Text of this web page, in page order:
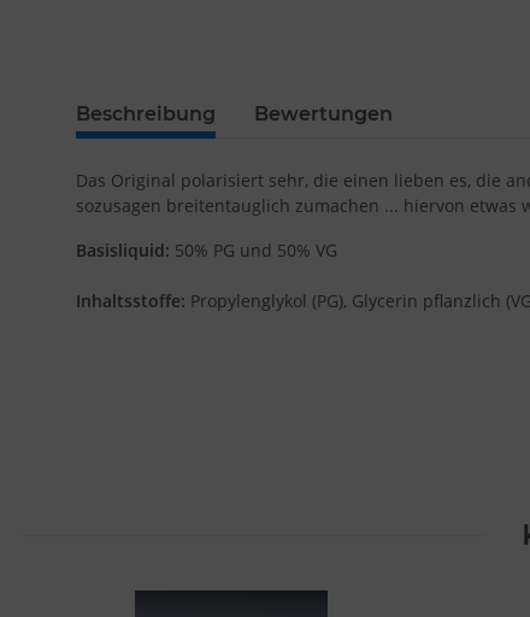
Beschreibung Bewertungen
Das Original polarisiert sehr, die einen lieben es, die
sozusagen breitentauglich zumachen ... hiervon etwas
Basisliquid: 50% PG und 50% VG
Inhaltsstoffe: Propylenglykol (PG), Glycerin pflanzlich